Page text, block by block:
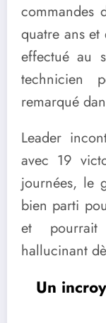
commandes
quatre ans et
effectué au
technicien
remarqué
Leader
avec 19
journées, le
bien parti
et
hallucinant
Un